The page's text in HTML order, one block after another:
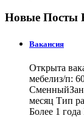
Новые Посты
Вакансия
Открыта
мебелиз/п:
месяц Тип
Более 1